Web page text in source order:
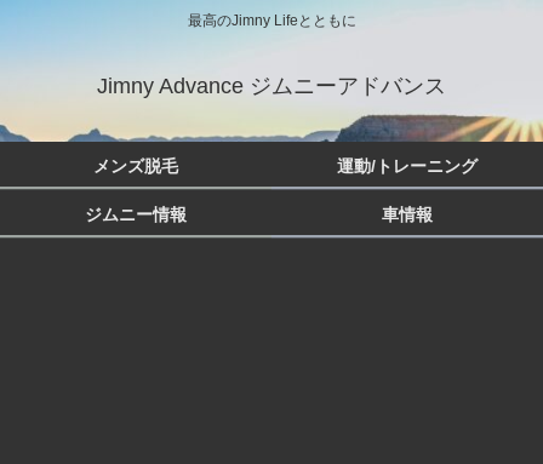
最高のJimny Lifeとともに
Jimny Advance ジムニーアドバンス
メンズ脱毛 運動/トレーニング
ジムニー情報 車情報